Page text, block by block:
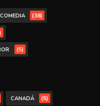
COMEDIA (38)
(5)
CANADÁ (5)